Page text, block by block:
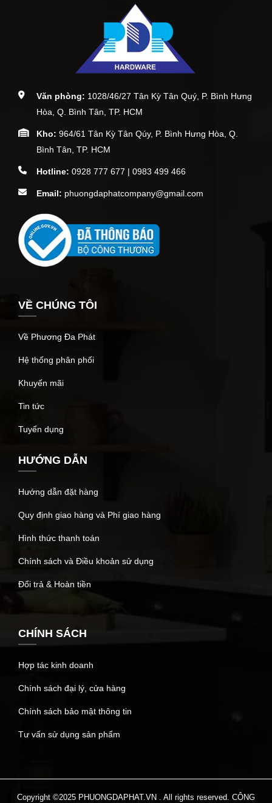
Văn phòng: 1028/46/27 Tân Kỳ Tân Quý, P. Bình Hưng
Hòa, Q. Bình Tân, TP. HCM
Kho: 964/61 Tân Kỳ Tân Qúy, P. Bình Hưng Hòa, Q.
Bình Tân, TP. HCM
Hotline: 0928 777 677 | 0983 499 466
Email: phuongdaphatcompany@gmail.com
VỀ CHÚNG TÔI
Về Phương Đa Phát
Hệ thống phân phối
Khuyến mãi
Tin tức
Tuyển dụng
HƯỚNG DẪN
Hướng dẫn đặt hàng
Quy định giao hàng và Phí giao hàng
Hình thức thanh toán
Chính sách và Điều khoản sử dụng
Đổi trả & Hoàn tiền
CHÍNH SÁCH
Hợp tác kinh doanh
Chính sách đại lý, cửa hàng
Chính sách bảo mật thông tin
Tư vấn sử dụng sản phẩm
Copyright ©2025 PHUONGDAPHAT.VN . All rights reserved. CÔNG